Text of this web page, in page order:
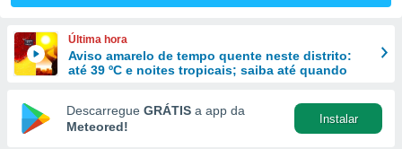
das
e
forma
digital
Última hora
Aviso amarelo de tempo quente neste distrito:
até 39 ºC e noites tropicais; saiba até quando
Descarregue GRÁTIS a app da
Meteored!
Instalar